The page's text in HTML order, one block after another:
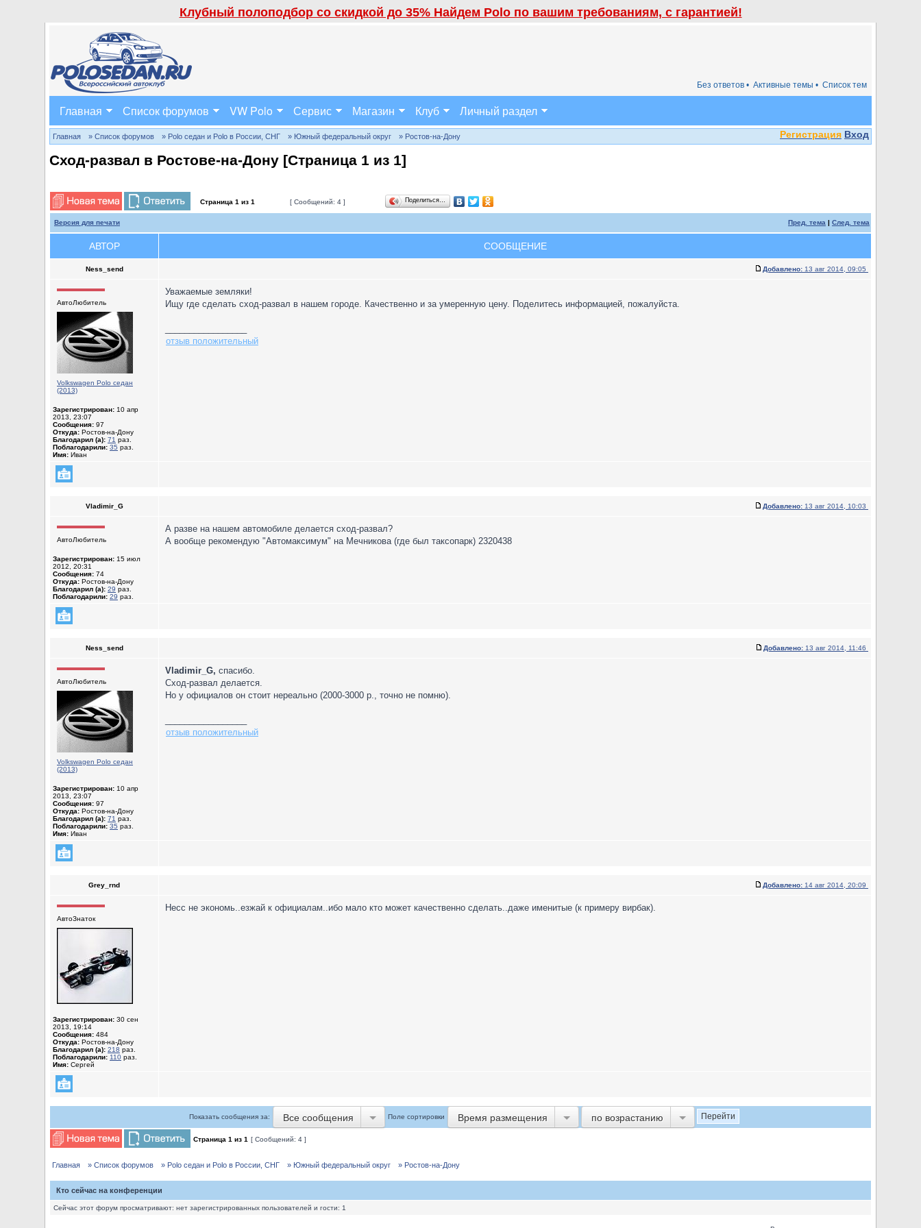
Клубный полоподбор со скидкой до 35% Найдем Polo по вашим требованиям, с гарантией!
Список тем
Активные темы •
Без ответов •
Главная Список форумов VW Polo Сервис Магазин Клуб Личный раздел
Регистрация Вход
Главная » Список форумов » Polo седан и Polo в России, СНГ » Южный федеральный округ » Ростов-на-Дону
Сход-развал в Ростове-на-Дону [Страница 1 из 1]
Страница 1 из 1 [ Сообщений: 4 ] Поделиться…
Версия для печати Пред. тема | След. тема
АВТОР СООБЩЕНИЕ
Ness_send Добавлено: 13 авг 2014, 09:05
АвтоЛюбитель
Volkswagen Polo седан
(2013)
Зарегистрирован: 10 апр
2013, 23:07
Сообщения: 97
Откуда: Ростов-на-Дону
Благодарил (а): 71 раз.
Поблагодарили: 35 раз.
Имя: Иван
Уважаемые земляки!
Ищу где сделать сход-развал в нашем городе. Качественно и за умеренную цену. Поделитесь информацией, пожалуйста.
отзыв положительный
Vladimir_G Добавлено: 13 авг 2014, 10:03
АвтоЛюбитель
Зарегистрирован: 15 июл
2012, 20:31
Сообщения: 74
Откуда: Ростов-на-Дону
Благодарил (а): 29 раз.
Поблагодарили: 29 раз.
А разве на нашем автомобиле делается сход-развал?
А вообще рекомендую "Автомаксимум" на Мечникова (где был таксопарк) 2320438
Ness_send Добавлено: 13 авг 2014, 11:46
АвтоЛюбитель
Volkswagen Polo седан
(2013)
Зарегистрирован: 10 апр
2013, 23:07
Сообщения: 97
Откуда: Ростов-на-Дону
Благодарил (а): 71 раз.
Поблагодарили: 35 раз.
Имя: Иван
Vladimir_G, спасибо.
Сход-развал делается.
Но у официалов он стоит нереально (2000-3000 р., точно не помню).
отзыв положительный
Grey_rnd Добавлено: 14 авг 2014, 20:09
АвтоЗнаток
Зарегистрирован: 30 сен
2013, 19:14
Сообщения: 484
Откуда: Ростов-на-Дону
Благодарил (а): 218 раз.
Поблагодарили: 110 раз.
Имя: Сергей
Несс не экономь..езжай к официалам..ибо мало кто может качественно сделать..даже именитые (к примеру вирбак).
Показать сообщения за: Все сообщения Поле сортировки Время размещения по возрастанию
Страница 1 из 1 [ Сообщений: 4 ]
Главная » Список форумов » Polo седан и Polo в России, СНГ » Южный федеральный округ » Ростов-на-Дону
Кто сейчас на конференции
Сейчас этот форум просматривают: нет зарегистрированных пользователей и гости: 1